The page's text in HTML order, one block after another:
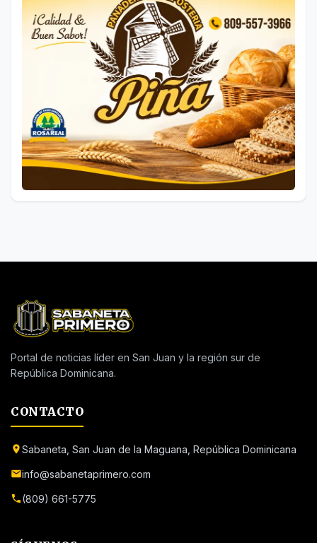
Portal de noticias líder en San Juan y la región sur de
República Dominicana.
CONTACTO
Sabaneta, San Juan de la Maguana, República Dominicana
info@sabanetaprimero.com
(809) 661-5775